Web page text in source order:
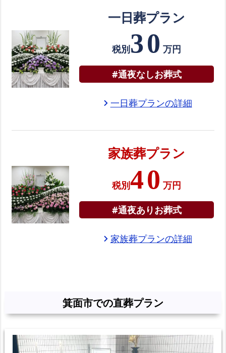
葬
葬
プ
ラ
ン
の
一日葬プラン
税別30 万円
#通夜なしお葬式
chevron_right一日葬プランの詳細
家族葬プラン
税別40 万円
#通夜ありお葬式
chevron_right家族葬プランの詳細
箕面市での直葬プラン